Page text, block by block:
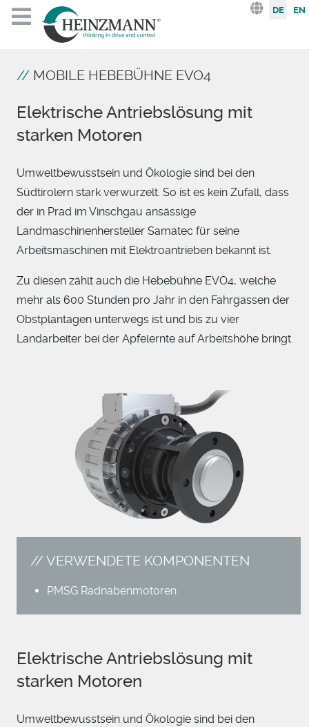
Sprache
DE EN
MOBILE HEBEBÜHNE EVO4
Elektrische Antriebslösung mit
starken Motoren
Umweltbewusstsein und Ökologie sind bei den
Südtirolern stark verwurzelt. So ist es kein Zufall, dass
der in Prad im Vinschgau ansässige
Landmaschinenhersteller Samatec für seine
Arbeitsmaschinen mit Elektroantrieben bekannt ist.
Zu diesen zählt auch die Hebebühne EVO4, welche
mehr als 600 Stunden pro Jahr in den Fahrgassen der
Obstplantagen unterwegs ist und bis zu vier
Landarbeiter bei der Apfelernte auf Arbeitshöhe bringt.
VERWENDETE KOMPONENTEN
PMSG Radnabenmotoren
Elektrische Antriebslösung mit
starken Motoren
Umweltbewusstsein und Ökologie sind bei den